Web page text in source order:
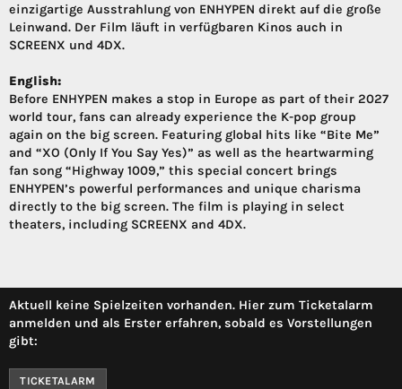
einzigartige Ausstrahlung von ENHYPEN direkt auf die große
Leinwand. Der Film läuft in verfügbaren Kinos auch in
SCREENX und 4DX.
English:
Before ENHYPEN makes a stop in Europe as part of their 2027
world tour, fans can already experience the K-pop group
again on the big screen. Featuring global hits like “Bite Me”
and “XO (Only If You Say Yes)” as well as the heartwarming
fan song “Highway 1009,” this special concert brings
ENHYPEN’s powerful performances and unique charisma
directly to the big screen. The film is playing in select
theaters, including SCREENX and 4DX.
Aktuell keine Spielzeiten vorhanden. Hier zum Ticketalarm
anmelden und als Erster erfahren, sobald es Vorstellungen
gibt:
TICKETALARM